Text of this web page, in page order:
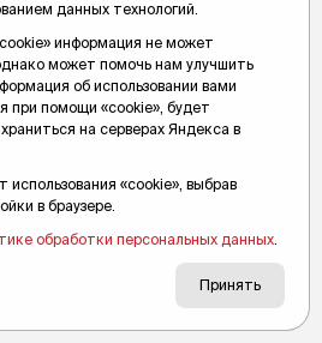
решила
собственных
данных технологий.
информация не может
может помочь нам улучшить
об использовании вами
при помощи «cookie», будет
на серверах Яндекса в
«cookie», выбрав
в браузере.
обработки персональных данных
Принять